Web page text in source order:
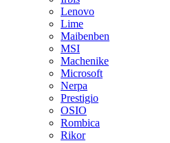
Lenovo
Lime
Maibenben
MSI
Machenike
Microsoft
Nerpa
Prestigio
OSIO
Rombica
Rikor